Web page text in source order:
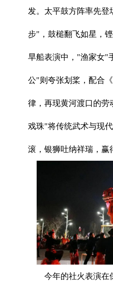
发。太平鼓方阵率先
步"，鼓槌翻飞如星，
旱船表演中，"渔家女"
公"则夸张划桨，配合
律，再现黄河渡口的劳
戏珠"将传统武术与现
滚，银狮吐纳祥瑞，赢
今年的社火表演